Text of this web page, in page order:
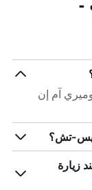
آم إن
تش؟
زيارة